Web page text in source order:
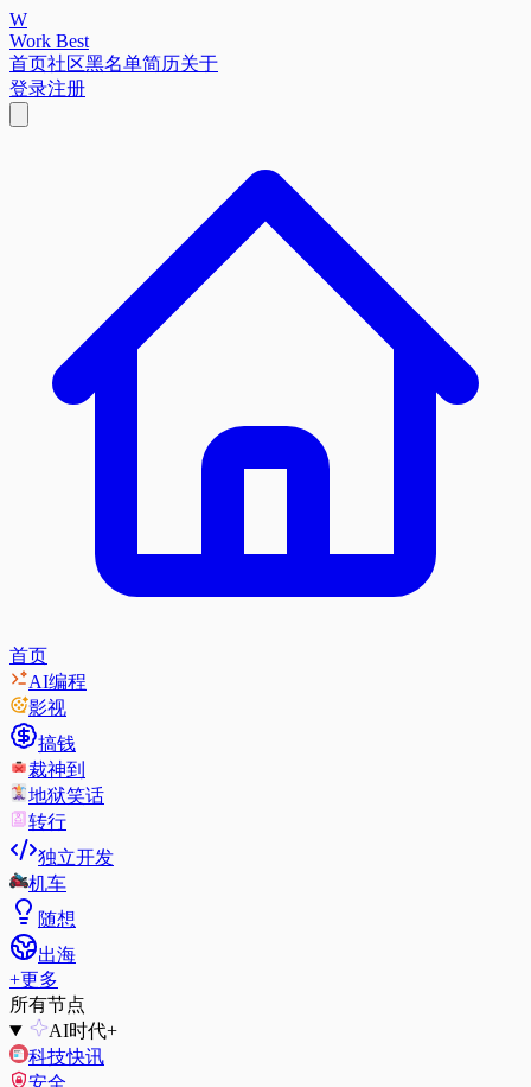
W
Work Best
首页社区黑名单简历关于
登录注册
首页
AI编程
影视
搞钱
裁神到
地狱笑话
转行
独立开发
机车
随想
出海
+更多
所有节点
AI时代+
科技快讯
安全